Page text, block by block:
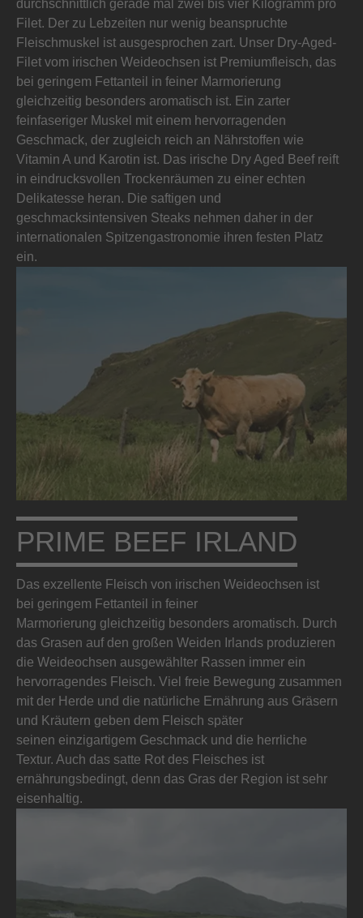
durchschnittlich gerade mal zwei bis vier Kilogramm pro
Filet. Der zu Lebzeiten nur wenig beanspruchte
Fleischmuskel ist ausgesprochen zart. Unser Dry-Aged-
Filet vom irischen Weideochsen ist Premiumfleisch, das
bei geringem Fettanteil in feiner Marmorierung
gleichzeitig besonders aromatisch ist. Ein zarter
feinfaseriger Muskel mit einem hervorragenden
Geschmack, der zugleich reich an Nährstoffen wie
Vitamin A und Karotin ist. Das irische Dry Aged Beef reift
in eindrucksvollen Trockenräumen zu einer echten
Delikatesse heran. Die saftigen und
geschmacksintensiven Steaks nehmen daher in der
internationalen Spitzengastronomie ihren festen Platz
ein.
PRIME BEEF IRLAND
Das exzellente Fleisch von irischen Weideochsen ist
bei geringem Fettanteil in feiner
Marmorierung gleichzeitig besonders aromatisch. Durch
das Grasen auf den großen Weiden Irlands produzieren
die Weideochsen ausgewählter Rassen immer ein
hervorragendes Fleisch. Viel freie Bewegung zusammen
mit der Herde und die natürliche Ernährung aus Gräsern
und Kräutern geben dem Fleisch später
seinen einzigartigem Geschmack und die herrliche
Textur. Auch das satte Rot des Fleisches ist
ernährungsbedingt, denn das Gras der Region ist sehr
eisenhaltig.